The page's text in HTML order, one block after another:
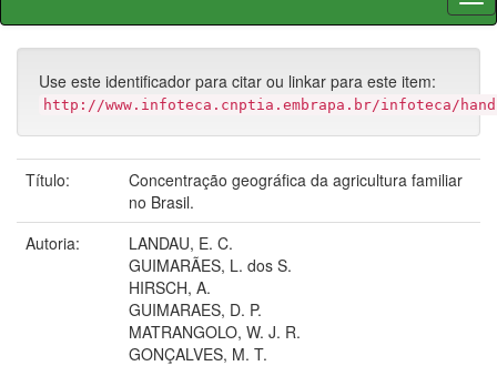
Use este identificador para citar ou linkar para este item:
http://www.infoteca.cnptia.embrapa.br/infoteca/
Título:
Concentração geográfica da agricultura familiar
no Brasil.
Autoria:
LANDAU, E. C.
GUIMARÃES, L. dos S.
HIRSCH, A.
GUIMARAES, D. P.
MATRANGOLO, W. J. R.
GONÇALVES, M. T.